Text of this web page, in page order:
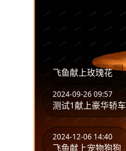
飞鱼献上黄菊花
2024-12-06 14:40
飞鱼献上玫瑰花
2024-09-26 09:57
测试1献上豪华轿车
2024-12-06 14:40
飞鱼献上宠物狗狗